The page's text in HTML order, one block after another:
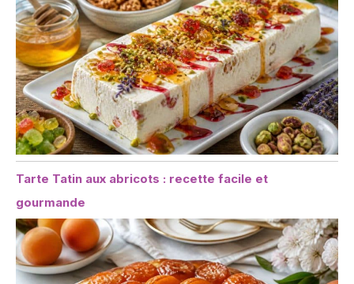
Tarte Tatin aux abricots : recette facile et
gourmande